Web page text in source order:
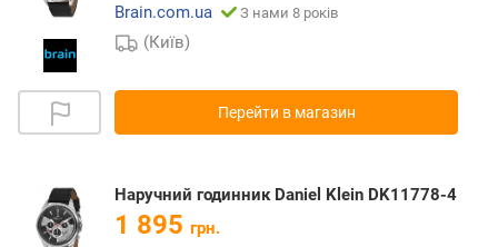
Brain.com.ua
З нами 8 років
(Київ)
Перейти в магазин
Наручний годинник Daniel Klein DK11778-4
1 895 грн.